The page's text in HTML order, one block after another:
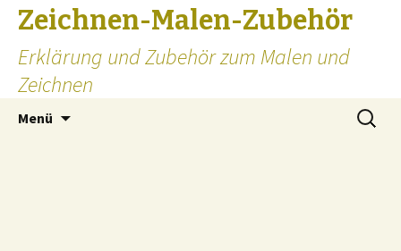
Zeichnen-Malen-Zubehör
Erklärung und Zubehör zum Malen und
Zeichnen
Menü
Suchen
nach: